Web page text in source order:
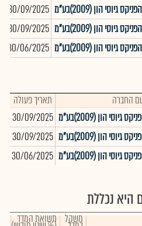
הפניקס גיוסי הון (2009)בע"מ 30/09/2025
הפניקס גיוסי הון (2009)בע"מ 30/09/2025
הפניקס גיוסי הון (2009)בע"מ 30/06/2025
החברה תאריך פעולה
גיוסי הון (2009)בע"מ 30/09/2025
גיוסי הון (2009)בע"מ 30/09/2025
גיוסי הון (2009)בע"מ 30/06/2025
נכללת
משקל תשואת המדד